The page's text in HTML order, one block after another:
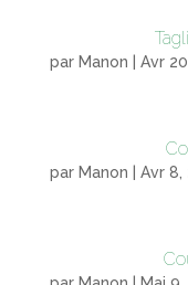
par Manon Avr
par Manon Avr 8,